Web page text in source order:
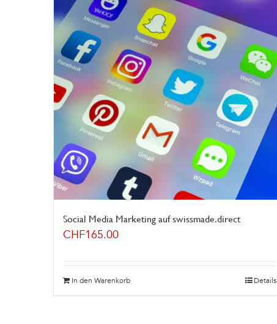
Social Media Marketing auf swissmade.direct
CHF165.00
In den Warenkorb Details